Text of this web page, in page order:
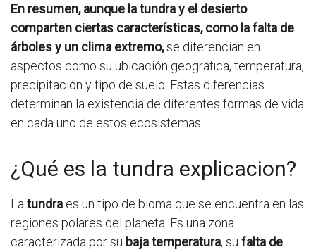
En resumen, aunque la tundra y el desierto
comparten ciertas características, como la falta de
árboles y un clima extremo,se diferencian en
aspectos como su ubicación geográfica, temperatura,
precipitación y tipo de suelo. Estas diferencias
determinan la existencia de diferentes formas de vida
en cada uno de estos ecosistemas.
¿Qué es la tundra explicacion?
La tundra es un tipo de bioma que se encuentra en las
regiones polares del planeta. Es una zona
caracterizada por su baja temperatura, su falta de